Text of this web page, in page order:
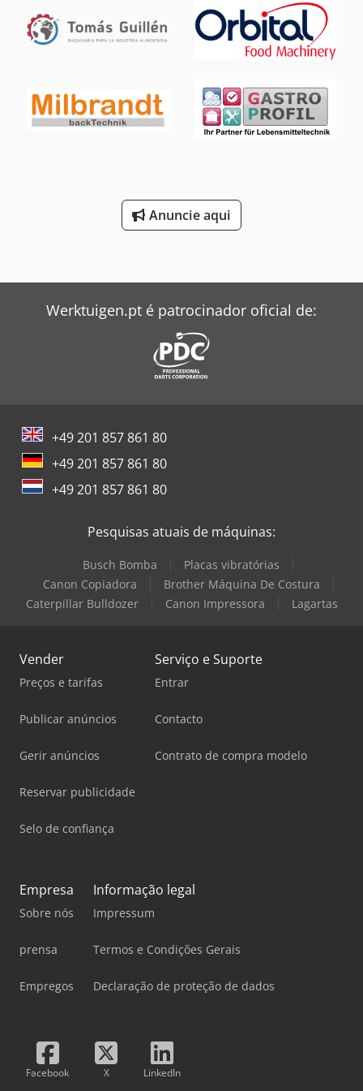
Anuncie aqui
Werktuigen.pt é patrocinador oficial de:
+49 201 857 861 80
+49 201 857 861 80
+49 201 857 861 80
Pesquisas atuais de máquinas:
Busch Bomba
Placas vibratórias
Canon Copiadora
Brother Máquina De Costura
Caterpillar Bulldozer
Canon Impressora Lagartas
Vender
Preços e tarifas
Publicar anúncios
Gerir anúncios
Reservar publicidade
Selo de confiança
Serviço e Suporte
Entrar
Contacto
Contrato de compra modelo
Empresa
Sobre nós
prensa
Empregos
Informação legal
Impressum
Termos e Condições Gerais
Declaração de proteção de dados
Facebook X LinkedIn